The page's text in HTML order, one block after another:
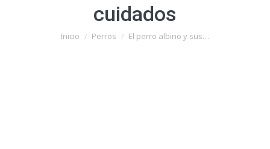
cuidados
Estás aquí:
Inicio Perros El perro albino y sus…